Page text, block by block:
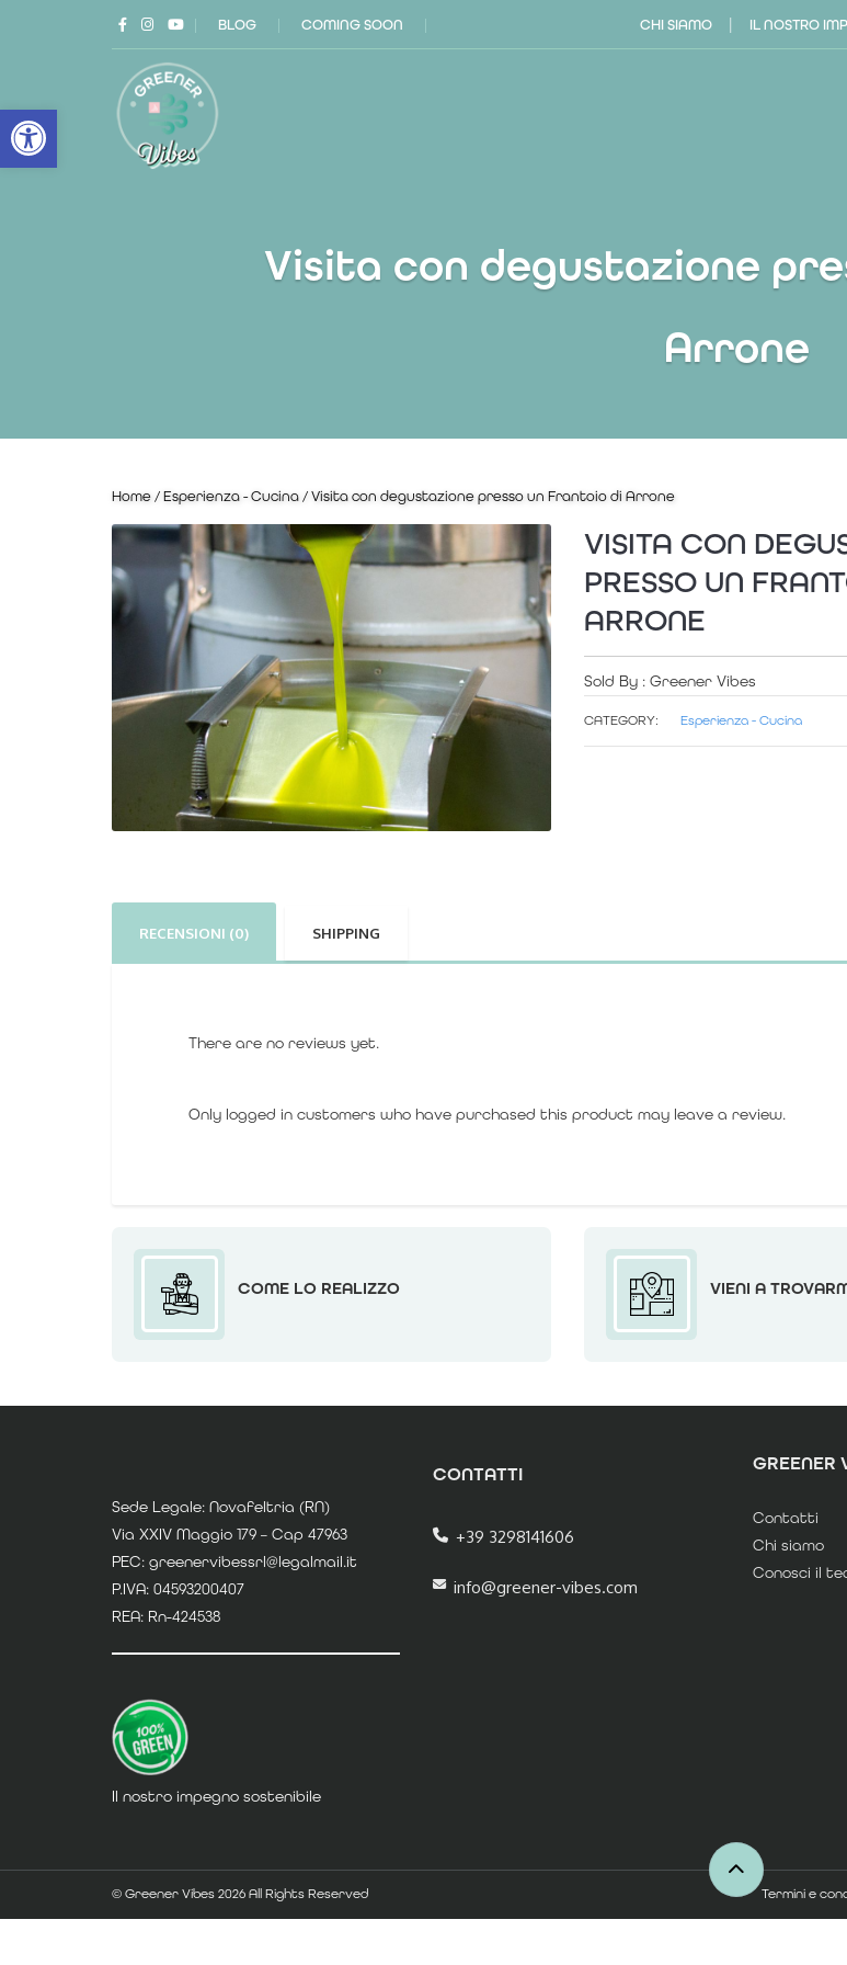
Open toolbar
BLOG COMING SOON CHI SIAMO IL NOSTRO
Visita con degustazione
Arrone
Home / Esperienza - Cucina / Visita con degustazione presso un Frantoio di Arrone
VISITA CON
PRESSO UN
ARRONE
Sold By : Greener Vibes
CATEGORY: Esperienza - Cucina
RECENSIONI (0) SHIPPING
There are no reviews yet.
Only logged in customers who have purchased this product may leave a review.
COME LO REALIZZO VIENI A
Sede Legale: Novafeltria (RN)
Via XXIV Maggio 179 – Cap 47963
PEC: greenervibessrl@legalmail.it
P.IVA: 04593200407
REA: Rn-424538
Il nostro impegno sostenibile
CONTATTI
+39 3298141606
info@greener-vibes.com
GREENER
Contatti
Chi siamo
Conosci il
© Greener Vibes 2026 All Rights Reserved Termini e